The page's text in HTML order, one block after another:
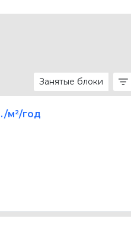
Занятые блоки
м²/год